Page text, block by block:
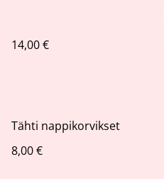
14,00 €
Tähti nappikorvikset
8,00 €